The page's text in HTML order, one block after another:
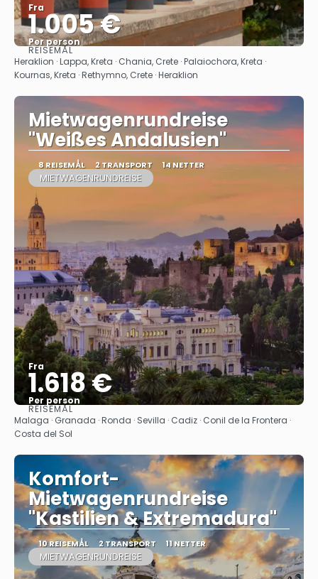
Fra
1.005 €
Per person
Se
REISEMÅL
Heraklion · Lappa, Kreta · Chania, Crete · Palaiochora, Kreta ·
Kournas, Kreta · Rethymno, Crete · Heraklion
Mietwagenrundreise
"Weißes Andalusien"
8 REISEMÅL 2 TRANSPORT 14 NETTER
MIETWAGENRUNDREISE
Fra
1.618 €
Per person
Se
REISEMÅL
Malaga · Granada · Ronda · Sevilla · Cadiz · Conil de la Frontera ·
Costa del Sol
Komfort-
Mietwagenrundreise
"Kastilien & Extremadura"
10 REISEMÅL 2 TRANSPORT 11 NETTER
MIETWAGENRUNDREISE